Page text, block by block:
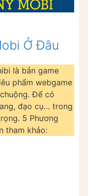
Ở Đâu
là bản game
phẩm webgame
Để có
đạo cụ… trong
5 Phương
tham khảo: